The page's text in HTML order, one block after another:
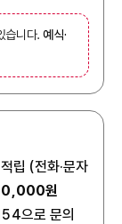
습니다.예식·
립 (전화·문자
원
으로 문의